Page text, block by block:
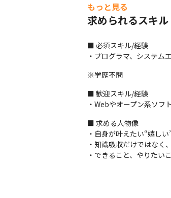
もっと見る
求められるスキ
■ 必須スキル/経験
・プログラマ、システム
※学歴不問
■ 歓迎スキル/経験
・Webやオープン系ソフ
■ 求める人物像
・自身が叶えたい“嬉し
・知識吸収だけではなく
・できること、やりたい